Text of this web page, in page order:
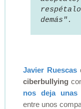
demás".
Javier Ruescas
ciberbullying
nos deja unas
entre unos